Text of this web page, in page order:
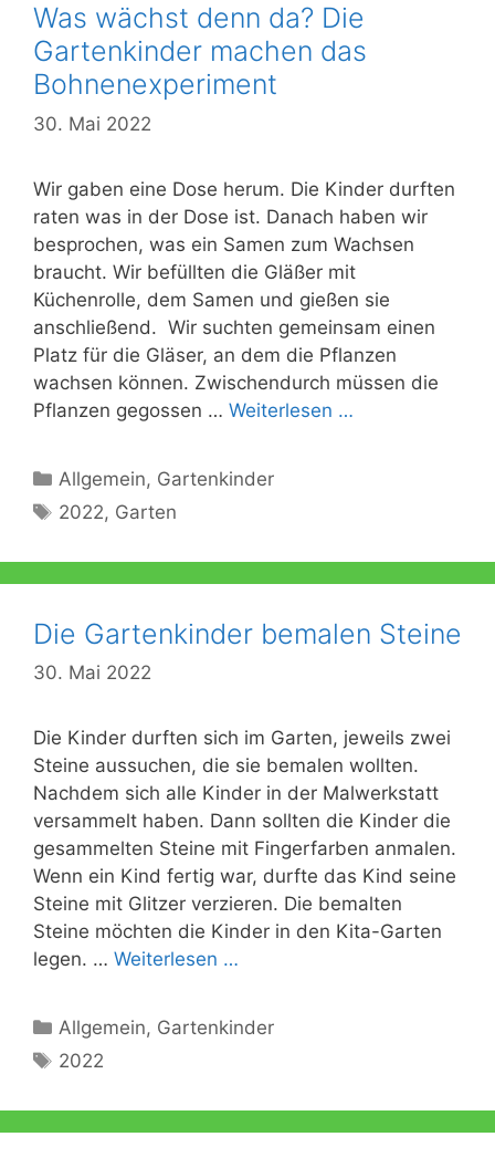
Was wächst denn da? Die
Gartenkinder machen das
Bohnenexperiment
30. Mai 2022
Wir gaben eine Dose herum. Die Kinder durften
raten was in der Dose ist. Danach haben wir
besprochen, was ein Samen zum Wachsen
braucht. Wir befüllten die Gläßer mit
Küchenrolle, dem Samen und gießen sie
anschließend. Wir suchten gemeinsam einen
Platz für die Gläser, an dem die Pflanzen
wachsen können. Zwischendurch müssen die
Pflanzen gegossen … Weiterlesen …
Kategorien
Allgemein, Gartenkinder
Schlagwörter
2022, Garten
Die Gartenkinder bemalen Steine
30. Mai 2022
Die Kinder durften sich im Garten, jeweils zwei
Steine aussuchen, die sie bemalen wollten.
Nachdem sich alle Kinder in der Malwerkstatt
versammelt haben. Dann sollten die Kinder die
gesammelten Steine mit Fingerfarben anmalen.
Wenn ein Kind fertig war, durfte das Kind seine
Steine mit Glitzer verzieren. Die bemalten
Steine möchten die Kinder in den Kita-Garten
legen. … Weiterlesen …
Kategorien
Allgemein, Gartenkinder
Schlagwörter
2022